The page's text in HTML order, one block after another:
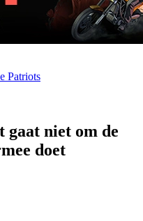
Patriots
gaat niet om de
doet